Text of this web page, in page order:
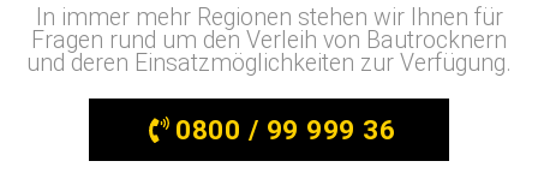
In immer mehr Regionen stehen wir Ihnen für
Fragen rund um den Verleih von Bautrocknern
und deren Einsatzmöglichkeiten zur Verfügung.
0800 / 99 999 36